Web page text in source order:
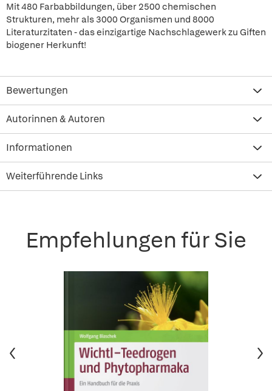
Mit 480 Farbabbildungen, über 2500 chemischen
Strukturen, mehr als 3000 Organismen und 8000
Literaturzitaten - das einzigartige Nachschlagewerk zu Giften
biogener Herkunft!
Bewertungen
Autorinnen & Autoren
Informationen
Weiterführende Links
Empfehlungen für Sie